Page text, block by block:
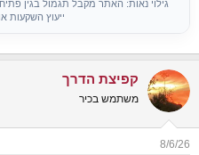
גילוי נאות: האתר מקבל תגמול בגין
ייעוץ השקעות
קפיצת הדרך
משתמש בכיר
8/6/26